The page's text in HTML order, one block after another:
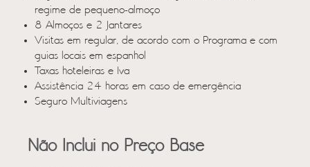
regime de pequeno-almoço
8 Almoços e 2 Jantares
Visitas em regular, de acordo com o Programa e com
guias locais em espanhol
Taxas hoteleiras e Iva
Assistência 24 horas em caso de emergência
Seguro Multiviagens
Não Inclui no Preço Base